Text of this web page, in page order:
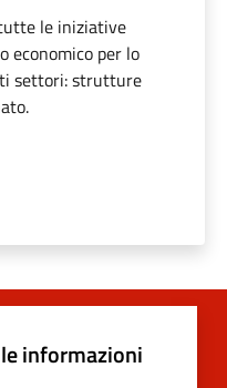
le iniziative
economico per lo
settori: strutture
informazioni